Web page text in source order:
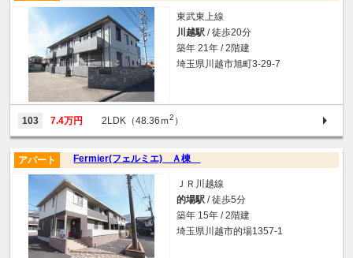
東武東上線
川越駅 / 徒歩20分
築年 21年 / 2階建
埼玉県川越市旭町3-29-7
103 7.4万円 2LDK（48.36ｍ2 ）
Fermier(フェルミエ) Ａ棟
アパート
ＪＲ川越線
的場駅 / 徒歩5分
築年 15年 / 2階建
埼玉県川越市的場1357-1